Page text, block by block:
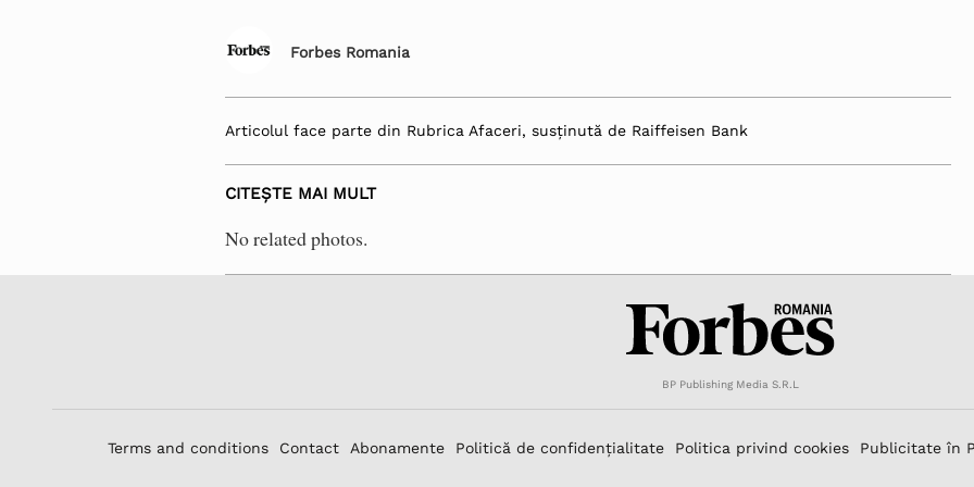
Forbes Romania
Articolul face parte din Rubrica Afaceri, susținută de Raiffeisen Bank
CITEȘTE MAI MULT
No related photos.
BP Publishing Media S.R.L
Terms and conditions Contact Abonamente Politică de confidențialitate Politica privind cookies Publicitate în